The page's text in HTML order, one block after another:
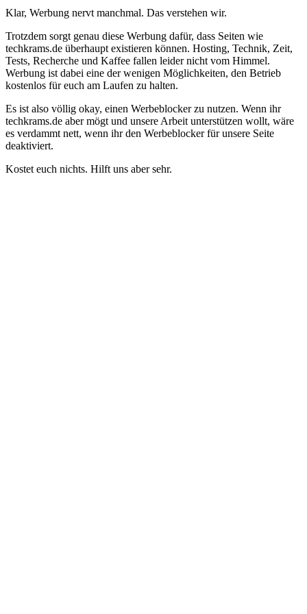
Klar, Werbung nervt manchmal. Das verstehen wir.
Trotzdem sorgt genau diese Werbung dafür, dass Seiten wie
techkrams.de überhaupt existieren können. Hosting, Technik, Zeit,
Tests, Recherche und Kaffee fallen leider nicht vom Himmel.
Werbung ist dabei eine der wenigen Möglichkeiten, den Betrieb
kostenlos für euch am Laufen zu halten.
Es ist also völlig okay, einen Werbeblocker zu nutzen. Wenn ihr
techkrams.de aber mögt und unsere Arbeit unterstützen wollt, wäre
es verdammt nett, wenn ihr den Werbeblocker für unsere Seite
deaktiviert.
Kostet euch nichts. Hilft uns aber sehr.